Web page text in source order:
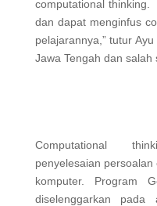
computational
dan dapat menginfus
pelajarannya,” tutur
Jawa Tengah dan salah
Computational
penyelesaian
komputer. Program
diselenggarkan